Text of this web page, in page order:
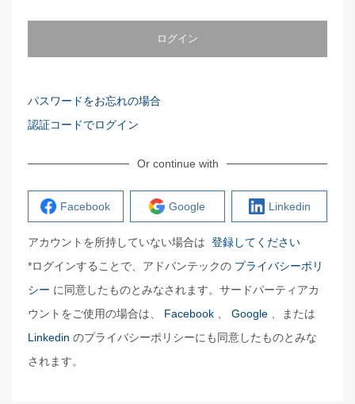
ログイン
パスワードをお忘れの場合
認証コードでログイン
Or continue with
Facebook Google Linkedin
アカウントを所持していない場合は 登録してください
*ログインすることで、アドバンテックの プライバシーポリ
シー に同意したものとみなされます。サードパーティアカ
ウントをご使用の場合は、 Facebook Google 、または
Linkedin のプライバシーポリシーにも同意したものとみな
されます。